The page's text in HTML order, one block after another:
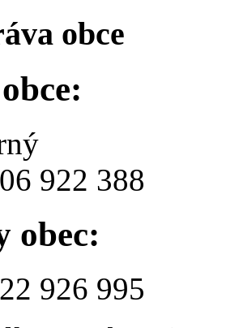
obce
922 388
obec:
926 995